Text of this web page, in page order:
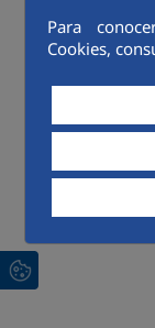
Para
Cookies,